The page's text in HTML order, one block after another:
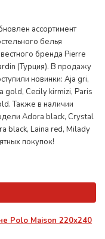
Polo Maison 220х240
ассортимент
белья
бренда Pierre
(Турция). В продажу
новинки: Aja gri,
gold, Cecily kirmizi, Paris
Также в наличии
Adora black, Crystal
black, Laina red, Milady
покупок!